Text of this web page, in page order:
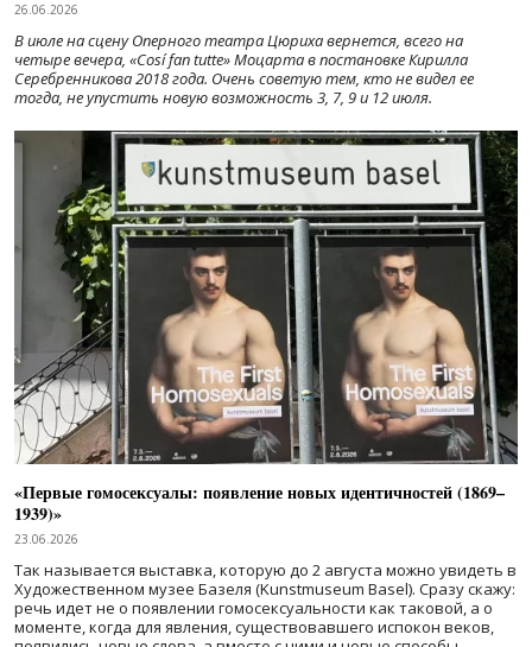
26.06.2026
В июле на сцену Оперного театра Цюриха вернется, всего на
четыре вечера, «Cosí fan tutte» Моцарта в постановке Кирилла
Серебренникова 2018 года. Очень советую тем, кто не видел ее
тогда, не упустить новую возможность 3, 7, 9 и 12 июля.
«Первые гомосексуалы: появление новых идентичностей (1869–
1939)»
23.06.2026
Так называется выставка, которую до 2 августа можно увидеть в
Художественном музее Базеля (Kunstmuseum Basel). Сразу скажу:
речь идет не о появлении гомосексуальности как таковой, а о
моменте, когда для явления, существовавшего испокон веков,